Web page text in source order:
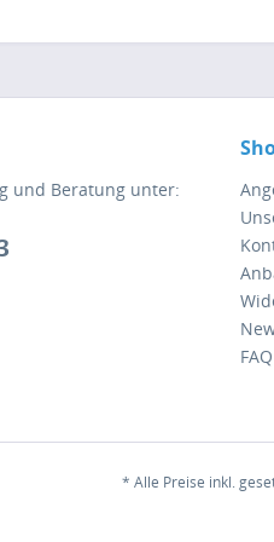
und Beratung unter:
FAQ
* Alle Preise inkl.